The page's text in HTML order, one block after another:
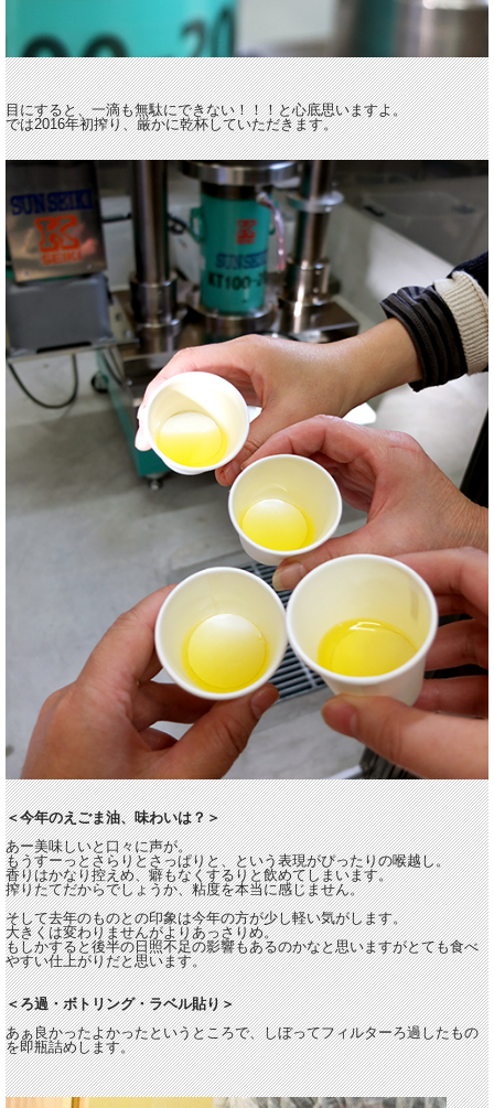
目にすると、一滴も無駄にできない！！！と心底思いますよ。
では2016年初搾り、厳かに乾杯していただきます。
＜今年のえごま油、味わいは？＞
あー美味しいと口々に声が。
もうすーっとさらりとさっぱりと、という表現がぴったりの喉越し。
香りはかなり控えめ、癖もなくするりと飲めてしまいます。
搾りたてだからでしょうか、粘度を本当に感じません。
そして去年のものとの印象は今年の方が少し軽い気がします。
大きくは変わりませんがよりあっさりめ。
もしかすると後半の日照不足の影響もあるのかなと思いますがとても食べ
やすい仕上がりだと思います。
＜ろ過・ボトリング・ラベル貼り＞
あぁ良かったよかったというところで、しぼってフィルターろ過したもの
を即瓶詰めします。